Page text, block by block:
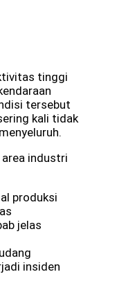
tinggi
tersebut
kali tidak
industri
produksi
jelas
insiden